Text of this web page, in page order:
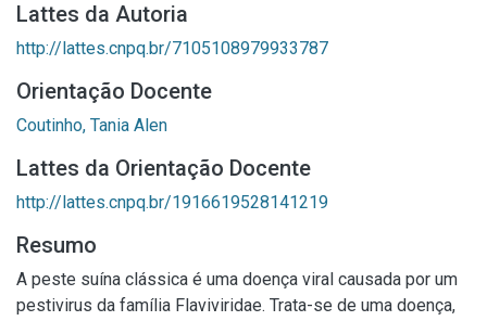
Lattes da Autoria
http://lattes.cnpq.br/7105108979933787
Orientação Docente
Coutinho, Tania Alen
Lattes da Orientação Docente
http://lattes.cnpq.br/1916619528141219
Resumo
A peste suína clássica é uma doença viral causada por um
pestivirus da família Flaviviridae. Trata-se de uma doença,